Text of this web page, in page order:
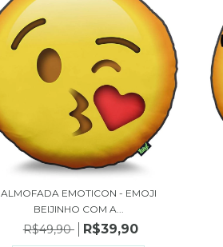
ALMOFADA EMOTICON - EMOJI
BEIJINHO COM A...
R$49,90 R$39,90